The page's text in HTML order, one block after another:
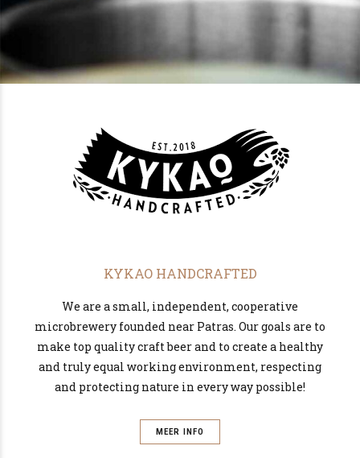
KYKAO HANDCRAFTED
We are a small, independent, cooperative
microbrewery founded near Patras. Our goals are to
make top quality craft beer and to create a healthy
and truly equal working environment, respecting
and protecting nature in every way possible!
MEER INFO